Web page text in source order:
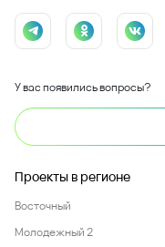
У вас появились вопросы?
Проекты в регионе
Восточный
Молодежный 2